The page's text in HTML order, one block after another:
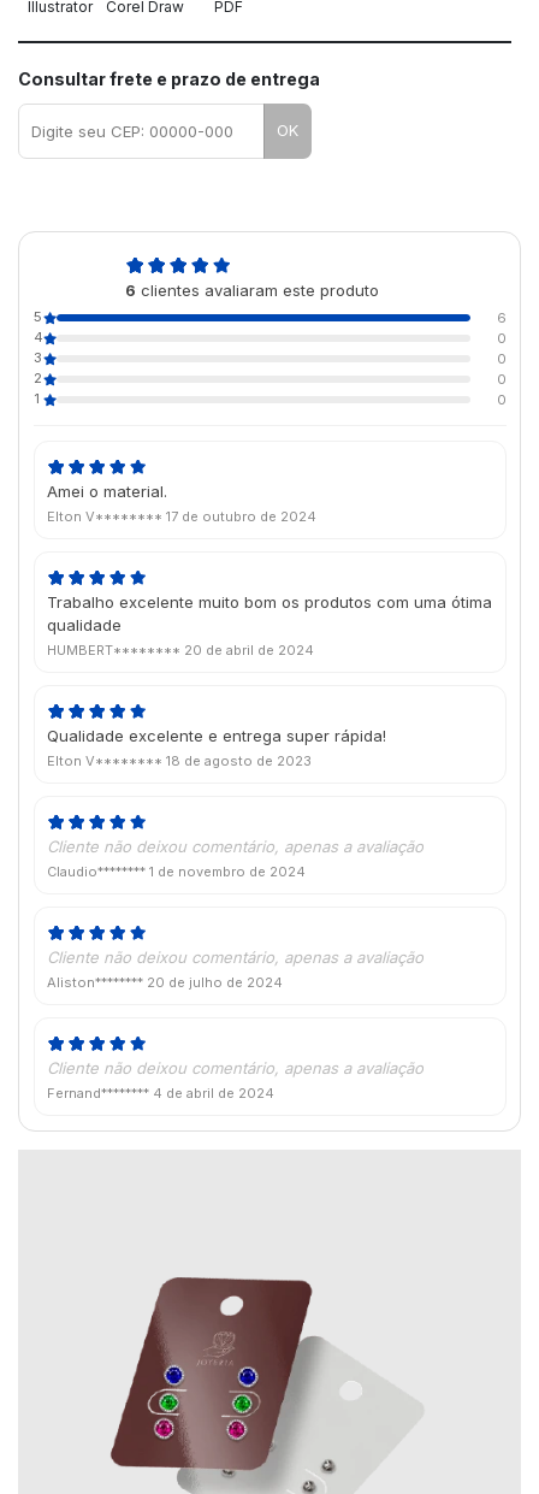
Illustrator Corel Draw PDF
Consultar frete e prazo de entrega
OK
6 clientes avaliaram este produto
5
6
4
0
3
0
2
0
1
0
Amei o material.
Elton V******** 17 de outubro de 2024
Trabalho excelente muito bom os produtos com uma ótima
qualidade
HUMBERT******** 20 de abril de 2024
Qualidade excelente e entrega super rápida!
Elton V******** 18 de agosto de 2023
Cliente não deixou comentário, apenas a avaliação
Claudio******** 1 de novembro de 2024
Cliente não deixou comentário, apenas a avaliação
Aliston******** 20 de julho de 2024
Cliente não deixou comentário, apenas a avaliação
Fernand******** 4 de abril de 2024